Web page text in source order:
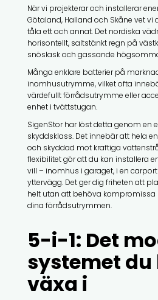
När vi projekterar och installerar
Götaland, Halland och Skåne vet
tåla ett och annat. Det nordiska
horisontellt, saltstänkt regn på
snöslask och gassande
Många enklare batterier på
inomhusutrymme, vilket ofta
värdefullt förrådsutrymme eller
enhet i tvättstugan.
SigenStor har löst detta genom en
skyddsklass. Det innebär att hela
och skyddad mot kraftiga
flexibilitet gör att du kan installera
vill – inomhus i garaget, i en
yttervägg. Det ger dig friheten att
helt utan att behöva kompromissa
dina förrådsutrymmen.
5-i-1: Det
systemet du
växa i